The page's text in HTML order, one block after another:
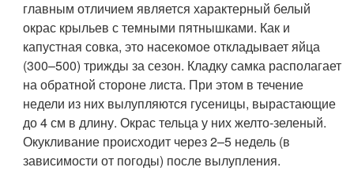
главным отличием является характерный белый
окрас крыльев с темными пятнышками. Как и
капустная совка, это насекомое откладывает яйца
(300–500) трижды за сезон. Кладку самка располагает
на обратной стороне листа. При этом в течение
недели из них вылупляются гусеницы, вырастающие
до 4 см в длину. Окрас тельца у них желто-зеленый.
Окукливание происходит через 2–5 недель (в
зависимости от погоды) после вылупления.